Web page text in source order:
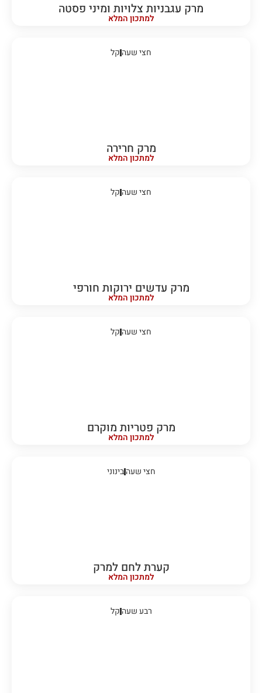
מרק עגבניות צלויות ומיני פסטה
למתכון המלא
חצי שעה קל
מרק חרירה
למתכון המלא
חצי שעה קל
מרק עדשים ירוקות חורפי
למתכון המלא
חצי שעה קל
מרק פטריות מוקרם
למתכון המלא
חצי שעהבינוני
קערת לחם למרק
למתכון המלא
רבע שעהקל